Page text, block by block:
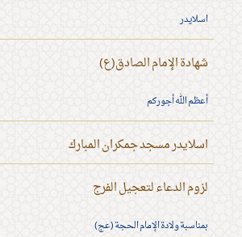
اسلايدر
شهادة الإمام الصادق(ع)
أعظم الله أجوركم
اسلايدر مسجد جمكران المبارك
لزوم الدعاء لتعجيل الفرج
بمناسبة ولادة الإمام الحجة (عج)